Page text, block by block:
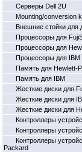
Серверы Dell 2U
Mounting/conversion
Внешние стойки для
Процессоры для
Процессоры для
Процессоры для IBM
Память для Hewlett-
Память для IBM
Жесткие диски для
Жесткие диски для
Жесткие диски для
Контроллеры
Контроллеры
Контроллеры
Packard